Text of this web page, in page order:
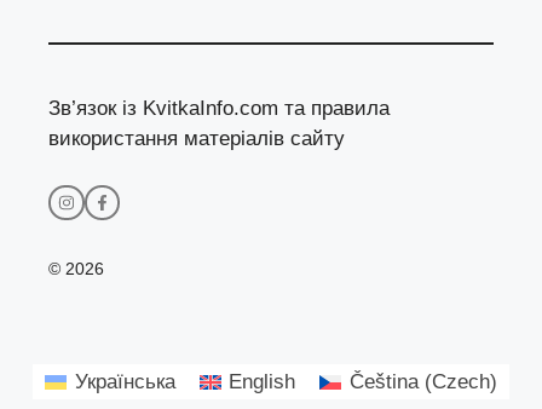
Зв’язок із KvitkaInfo.com та правила
використання матеріалів сайту
© 2026
Українська English Čeština(Czech)